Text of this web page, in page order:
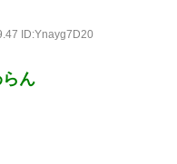
ID:Ynayg7D20
ん